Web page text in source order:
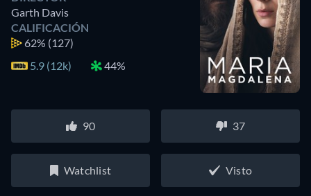
Garth Davis
CALIFICACIÓN
62% (127)
5.9 (12k)
44%
90 37
Watchlist Visto